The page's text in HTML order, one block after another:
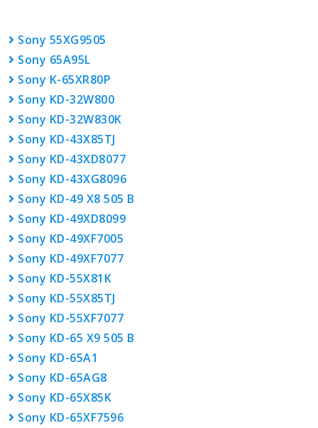
Sony 55XG9505
Sony 65A95L
Sony K-65XR80P
Sony KD-32W800
Sony KD-32W830K
Sony KD-43X85TJ
Sony KD-43XD8077
Sony KD-43XG8096
Sony KD-49 X8 505 B
Sony KD-49XD8099
Sony KD-49XF7005
Sony KD-49XF7077
Sony KD-55X81K
Sony KD-55X85TJ
Sony KD-55XF7077
Sony KD-65 X9 505 B
Sony KD-65A1
Sony KD-65AG8
Sony KD-65X85K
Sony KD-65XF7596